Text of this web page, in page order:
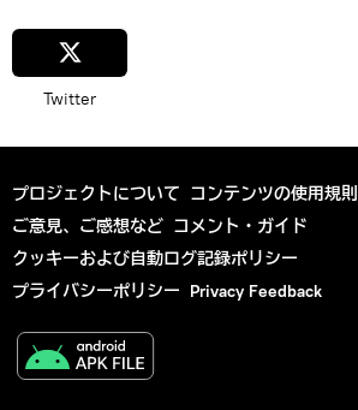
Twitter
プロジェクトについて コンテンツの使用規則
ご意見、ご感想など コメント・ガイド
クッキーおよび自動ログ記録ポリシー
プライバシーポリシー Privacy Feedback